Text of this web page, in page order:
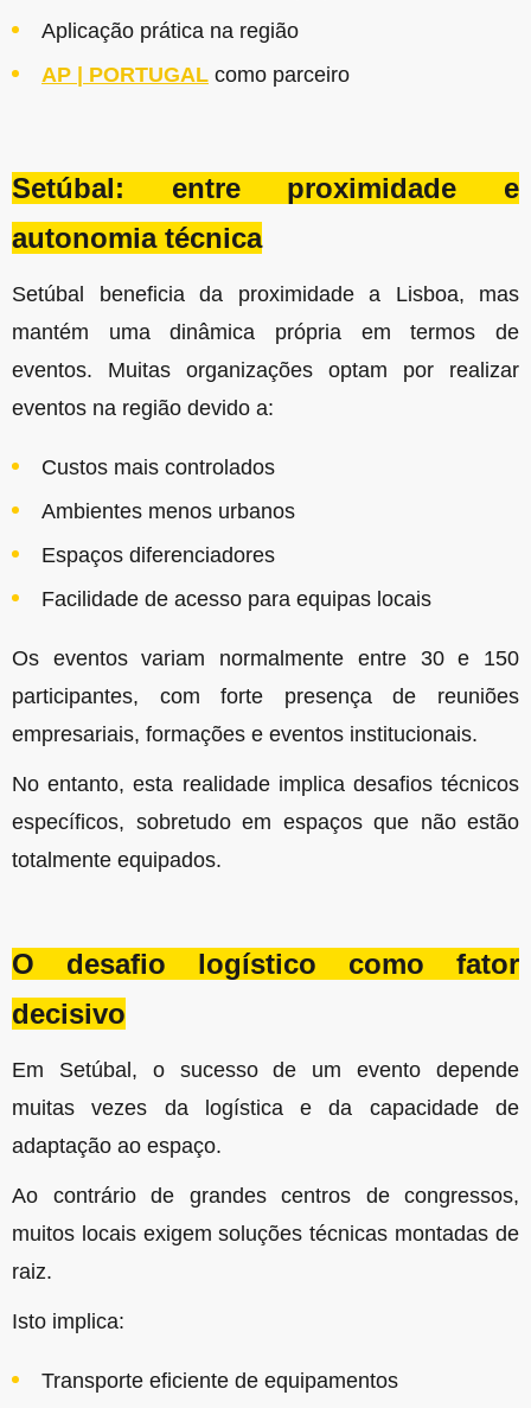
Aplicação prática na região
AP | PORTUGAL como parceiro
Setúbal: entre proximidade e
autonomia técnica
Setúbal beneficia da proximidade a Lisboa, mas
mantém uma dinâmica própria em termos de
eventos. Muitas organizações optam por realizar
eventos na região devido a:
Custos mais controlados
Ambientes menos urbanos
Espaços diferenciadores
Facilidade de acesso para equipas locais
Os eventos variam normalmente entre 30 e 150
participantes, com forte presença de reuniões
empresariais, formações e eventos institucionais.
No entanto, esta realidade implica desafios técnicos
específicos, sobretudo em espaços que não estão
totalmente equipados.
O desafio logístico como fator
decisivo
Em Setúbal, o sucesso de um evento depende
muitas vezes da logística e da capacidade de
adaptação ao espaço.
Ao contrário de grandes centros de congressos,
muitos locais exigem soluções técnicas montadas de
raiz.
Isto implica:
Transporte eficiente de equipamentos